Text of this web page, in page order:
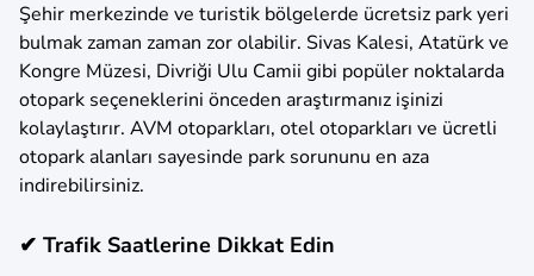
Şehir merkezinde ve turistik bölgelerde ücretsiz park yeri
bulmak zaman zaman zor olabilir. Sivas Kalesi, Atatürk ve
Kongre Müzesi, Divriği Ulu Camii gibi popüler noktalarda
otopark seçeneklerini önceden araştırmanız işinizi
kolaylaştırır. AVM otoparkları, otel otoparkları ve ücretli
otopark alanları sayesinde park sorununu en aza
indirebilirsiniz.
✔ Trafik Saatlerine Dikkat Edin